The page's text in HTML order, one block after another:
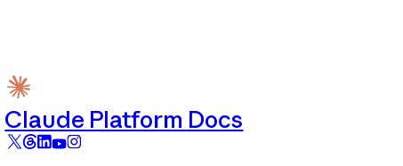
Claude Platform Docs